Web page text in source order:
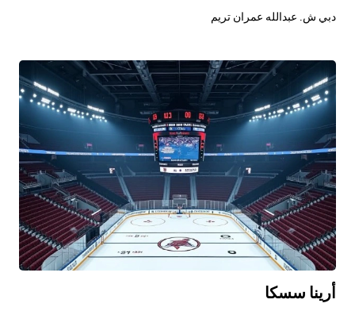
دبي ش. عبدالله عمران تريم
أرينا سسكا